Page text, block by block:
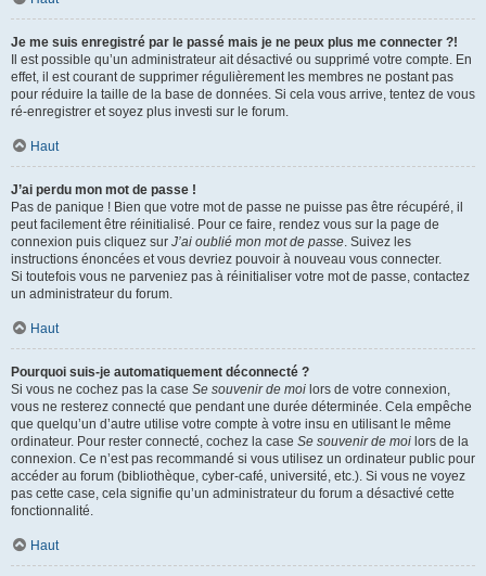
Je me suis enregistré par le passé mais je ne peux plus me connecter ?!
Il est possible qu’un administrateur ait désactivé ou supprimé votre compte. En
effet, il est courant de supprimer régulièrement les membres ne postant pas
pour réduire la taille de la base de données. Si cela vous arrive, tentez de vous
ré-enregistrer et soyez plus investi sur le forum.
Haut
J’ai perdu mon mot de passe !
Pas de panique ! Bien que votre mot de passe ne puisse pas être récupéré, il
peut facilement être réinitialisé. Pour ce faire, rendez vous sur la page de
connexion puis cliquez sur J’ai oublié mon mot de passe. Suivez les
instructions énoncées et vous devriez pouvoir à nouveau vous connecter.
Si toutefois vous ne parveniez pas à réinitialiser votre mot de passe, contactez
un administrateur du forum.
Haut
Pourquoi suis-je automatiquement déconnecté ?
Si vous ne cochez pas la case Se souvenir de moi lors de votre connexion,
vous ne resterez connecté que pendant une durée déterminée. Cela empêche
que quelqu’un d’autre utilise votre compte à votre insu en utilisant le même
ordinateur. Pour rester connecté, cochez la case Se souvenir de moi lors de la
connexion. Ce n’est pas recommandé si vous utilisez un ordinateur public pour
accéder au forum (bibliothèque, cyber-café, université, etc.). Si vous ne voyez
pas cette case, cela signifie qu’un administrateur du forum a désactivé cette
fonctionnalité.
Haut